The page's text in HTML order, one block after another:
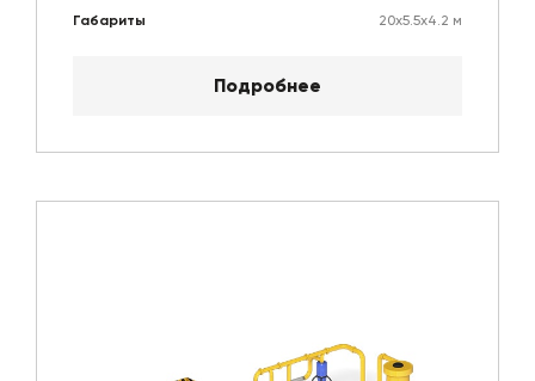
Габариты
20х5.5х4.2 м
Подробнее